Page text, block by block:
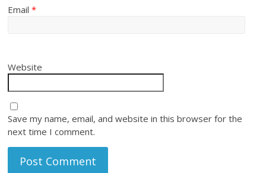
Email*
Website
Save my name, email, and website in this browser for the
next time I comment.